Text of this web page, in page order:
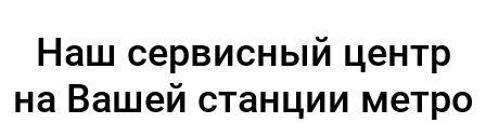
Наш сервисный центр
на Вашей станции метро